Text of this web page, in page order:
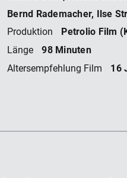
Bernd Rademacher, Ilse
Produktion Petrolio Film
Länge 98 Minuten
Altersempfehlung Film 16